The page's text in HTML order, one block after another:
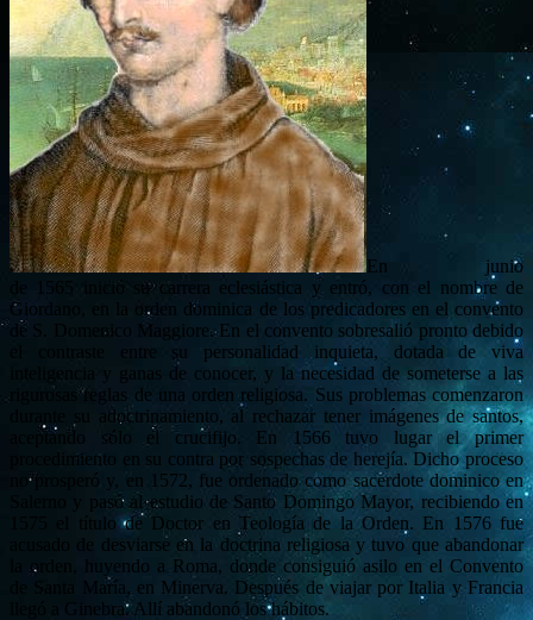
En junio
de 1565 inició su carrera eclesiástica y entró, con el nombre de
Giordano, en la orden dominica de los predicadores en el convento
de S. Domenico Maggiore. En el convento sobresalió pronto debido
el contraste entre su personalidad inquieta, dotada de viva
inteligencia y ganas de conocer, y la necesidad de someterse a las
rigurosas reglas de una orden religiosa. Sus problemas comenzaron
durante su adoctrinamiento, al rechazar tener imágenes de santos,
aceptando sólo el crucifijo. En 1566 tuvo lugar el primer
procedimiento en su contra por sospechas de herejía. Dicho proceso
no prosperó y, en 1572, fue ordenado como sacerdote dominico en
Salerno y pasó al estudio de Santo Domingo Mayor, recibiendo en
1575 el título de Doctor en Teología de la Orden. En 1576 fue
acusado de desviarse en la doctrina religiosa y tuvo que abandonar
la orden, huyendo a Roma, donde consiguió asilo en el Convento
de Santa María, en Minerva. Después de viajar por Italia y Francia
llegó a Ginebra. Allí abandonó los hábitos.